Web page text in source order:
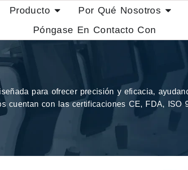
Producto Por Qué Nosotros
Póngase En Contacto Con
para ofrecer precisión y eficacia,
cuentan con las certificaciones CE, FDA, ISO